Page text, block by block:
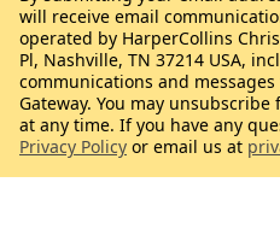
will receive email
operated by HarperCollins
Pl, Nashville, TN 37214 USA,
communications and
Gateway. You may unsubscribe
at any time. If you have any
Privacy Policy or email us at